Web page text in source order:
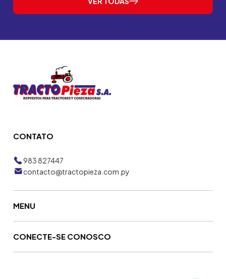
CONTATO
983 827447
contacto@tractopieza.com.py
MENU
CONECTE-SE CONOSCO